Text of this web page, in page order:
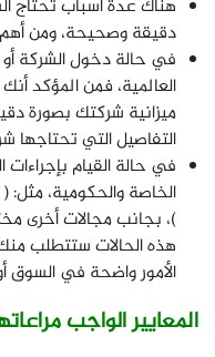
هناك عدة أسباب تحتاج
دقيقة وصحيحة، ومن
في حالة دخول الشركة
العالمية، فمن المؤكد
ميزانية شركتك بصورة
التفاصيل التي
في حالة القيام بإجراءات
الخاصة والحكومية، مثل: (
)، بجانب مجالات أخرى
هذه الحالات ستتطلب
الأمور واضحة في السوق
المعايير الواجب